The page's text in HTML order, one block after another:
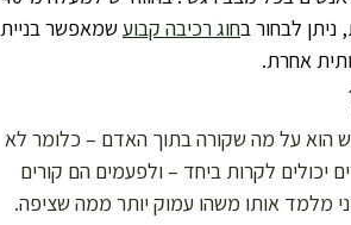
לבחור בחוג רכיבה קבוע שמאפשר בניית
אחרת.
הוא על מה שקורה בתוך האדם – כלומר לא
יכולים לקרות ביחד – ולפעמים הם קורים
מלמד אותו משהו עמוק יותר ממה שציפה.